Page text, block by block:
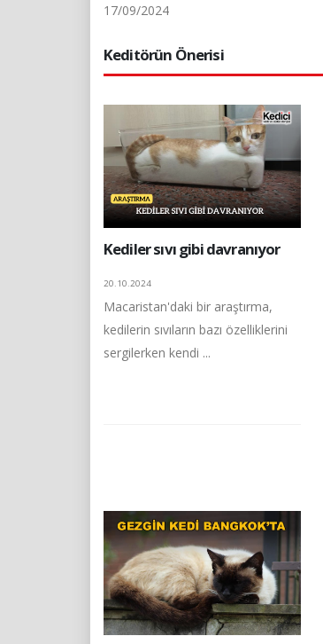
17/09/2024
Keditörün Önerisi
Kediler sıvı gibi davranıyor
20.10.2024
Macaristan'daki bir araştırma,
kedilerin sıvıların bazı özelliklerini
sergilerken kendi ...